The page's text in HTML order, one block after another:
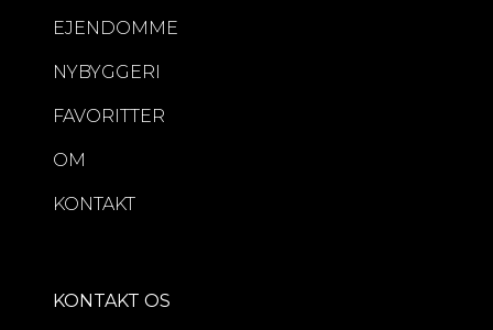
EJENDOMME
NYBYGGERI
FAVORITTER
OM
KONTAKT
KONTAKT OS